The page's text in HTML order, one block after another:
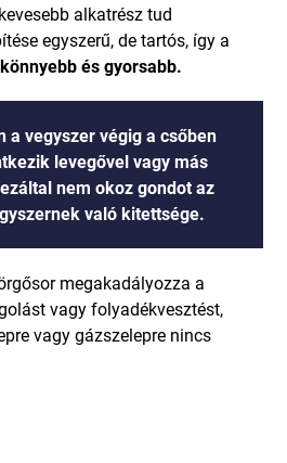
alkatrész tud
egyszerű, de tartós, így a
és gyorsabb.
a vegyszer végig a csőben
levegővel vagy más
nem okoz gondot az
való kitettsége.
megakadályozza a
vagy folyadékvesztést,
vagy gázszelepre nincs